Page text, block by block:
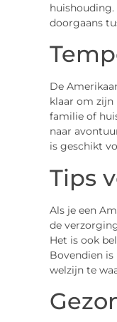
huishouding.
doorgaans
De
klaar om zijn
familie of
naar
is geschikt
Tips
Als je een
de
Het is ook
Bovendien
welzijn te